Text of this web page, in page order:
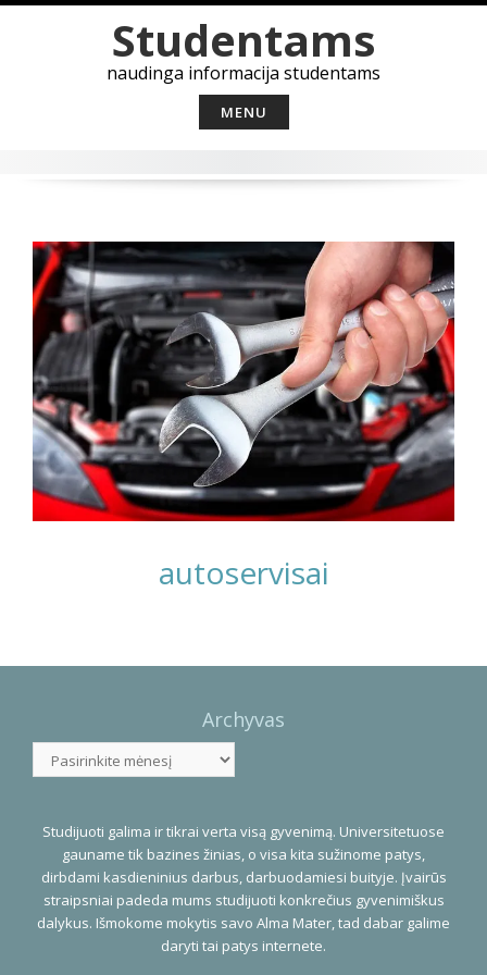
to
content
Studentams
naudinga informacija studentams
MENU
autoservisai
Navigation
Archyvas
Studijuoti galima ir tikrai verta visą gyvenimą. Universitetuose
gauname tik bazines žinias, o visa kita sužinome patys,
dirbdami kasdieninius darbus, darbuodamiesi buityje. Įvairūs
straipsniai padeda mums studijuoti konkrečius gyvenimiškus
dalykus. Išmokome mokytis savo Alma Mater, tad dabar galime
daryti tai patys internete.